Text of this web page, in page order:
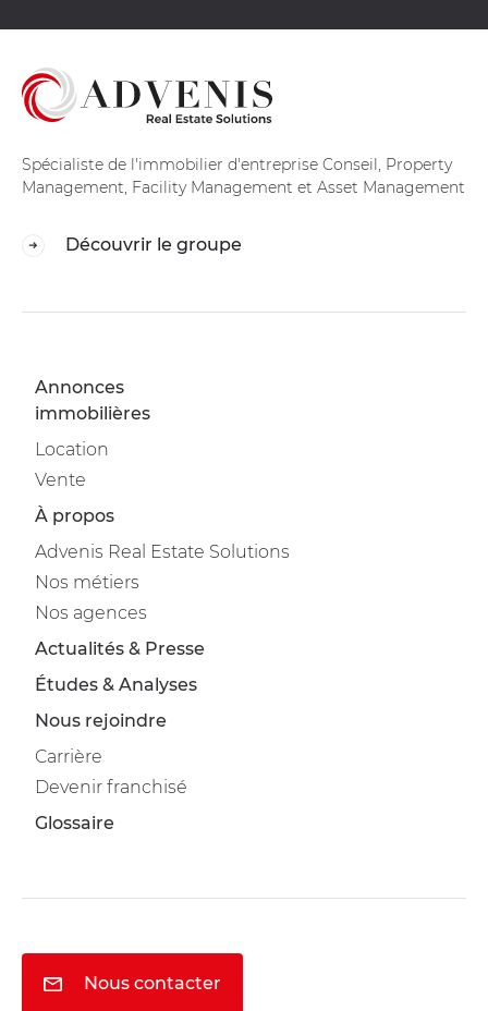
Spécialiste de l'immobilier d'entreprise Conseil, Property
Management, Facility Management et Asset Management
Découvrir le groupe
Annonces
immobilières
Location
Vente
À propos
Advenis Real Estate Solutions
Nos métiers
Nos agences
Actualités & Presse
Études & Analyses
Nous rejoindre
Carrière
Devenir franchisé
Glossaire
Nous contacter